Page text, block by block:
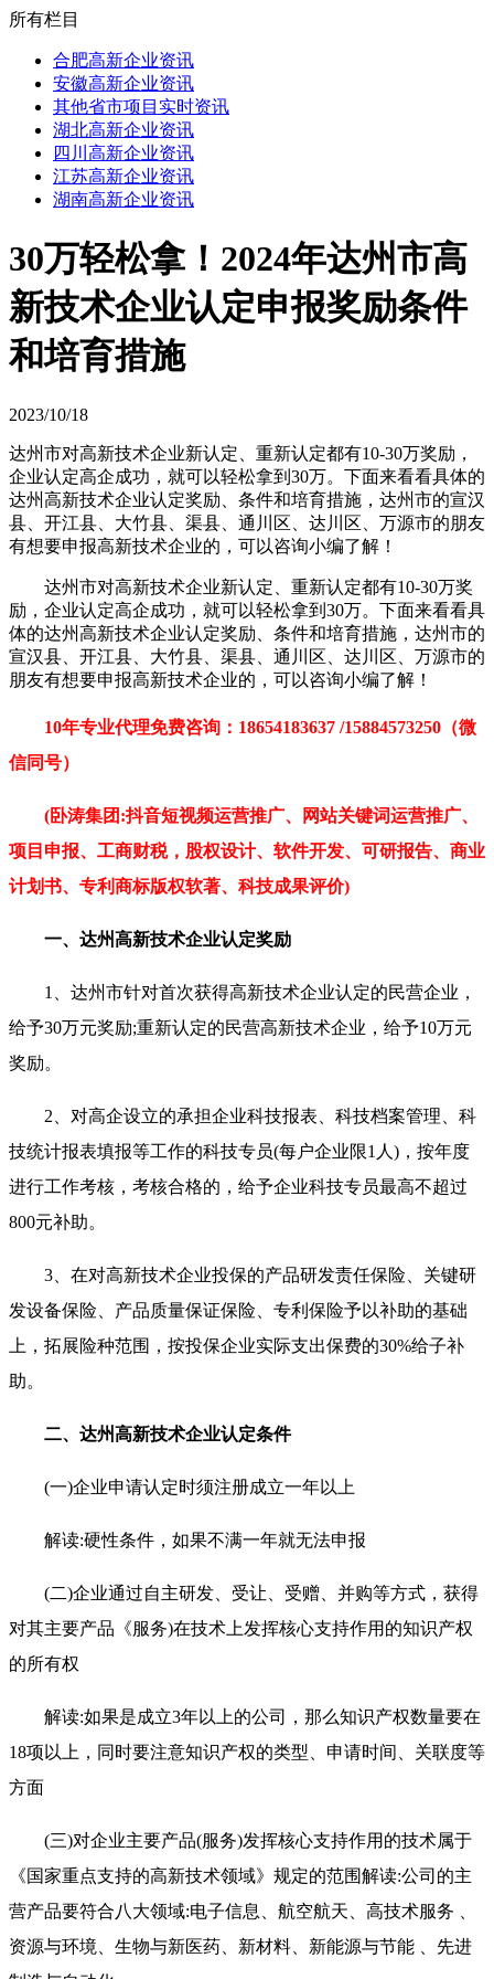
所有栏目
合肥高新企业资讯
安徽高新企业资讯
其他省市项目实时资讯
湖北高新企业资讯
四川高新企业资讯
江苏高新企业资讯
湖南高新企业资讯
30万轻松拿！2024年达州市高
新技术企业认定申报奖励条件
和培育措施
2023/10/18
达州市对高新技术企业新认定、重新认定都有10-30万奖励，
企业认定高企成功，就可以轻松拿到30万。下面来看看具体的
达州高新技术企业认定奖励、条件和培育措施，达州市的宣汉
县、开江县、大竹县、渠县、通川区、达川区、万源市的朋友
有想要申报高新技术企业的，可以咨询小编了解！
达州市对高新技术企业新认定、重新认定都有10-30万奖
励，企业认定高企成功，就可以轻松拿到30万。下面来看看具
体的达州高新技术企业认定奖励、条件和培育措施，达州市的
宣汉县、开江县、大竹县、渠县、通川区、达川区、万源市的
朋友有想要申报高新技术企业的，可以咨询小编了解！
10年专业代理免费咨询：18654183637 /15884573250（微
信同号）
(卧涛集团:抖音短视频运营推广、网站关键词运营推广、
项目申报、工商财税，股权设计、软件开发、可研报告、商业
计划书、专利商标版权软著、科技成果评价)
一、达州高新技术企业认定奖励
1、达州市针对首次获得高新技术企业认定的民营企业，
给予30万元奖励;重新认定的民营高新技术企业，给予10万元
奖励。
2、对高企设立的承担企业科技报表、科技档案管理、科
技统计报表填报等工作的科技专员(每户企业限1人)，按年度
进行工作考核，考核合格的，给予企业科技专员最高不超过
800元补助。
3、在对高新技术企业投保的产品研发责任保险、关键研
发设备保险、产品质量保证保险、专利保险予以补助的基础
上，拓展险种范围，按投保企业实际支出保费的30%给子补
助。
二、达州高新技术企业认定条件
(一)企业申请认定时须注册成立一年以上
解读:硬性条件，如果不满一年就无法申报
(二)企业通过自主研发、受让、受赠、并购等方式，获得
对其主要产品《服务)在技术上发挥核心支持作用的知识产权
的所有权
解读:如果是成立3年以上的公司，那么知识产权数量要在
18项以上，同时要注意知识产权的类型、申请时间、关联度等
方面
(三)对企业主要产品(服务)发挥核心支持作用的技术属于
《国家重点支持的高新技术领域》规定的范围解读:公司的主
营产品要符合八大领域:电子信息、航空航天、高技术服务 、
资源与环境、生物与新医药、新材料、新能源与节能 、先进